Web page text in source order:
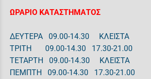
ΩΡΑΡΙΟ ΚΑΤΑΣΤΗΜΑΤΟΣ
ΔΕΥΤΕΡΑ 09.00-14.30 ΚΛΕΙΣΤΑ
ΤΡΙΤΗ 09.00-14.30 17.30-21.00
ΤΕΤΑΡΤΗ 09.00-14.30 ΚΛΕΙΣΤΑ
ΠΕΜΠΤΗ 09.00-14.30 17.30-21.00